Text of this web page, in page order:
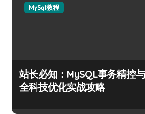
MySql教程
站长必知：MySQL事务精控
全科技优化实战攻略